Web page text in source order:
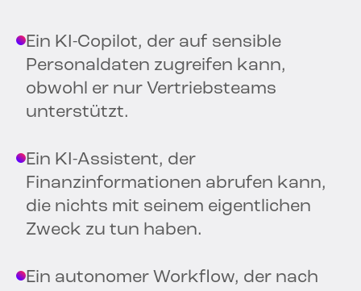
Ein KI-Copilot, der auf sensible
Personaldaten zugreifen kann,
obwohl er nur Vertriebsteams
unterstützt.
Ein KI-Assistent, der
Finanzinformationen abrufen kann,
die nichts mit seinem eigentlichen
Zweck zu tun haben.
Ein autonomer Workflow, der nach